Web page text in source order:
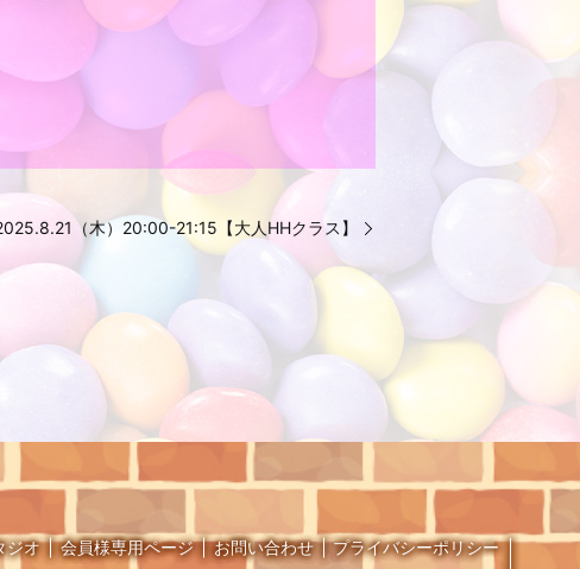
（木）20:00-21:15【大人HHクラス】
ジオ 会員様専用ページ お問い合わせ プライバシーポリシー